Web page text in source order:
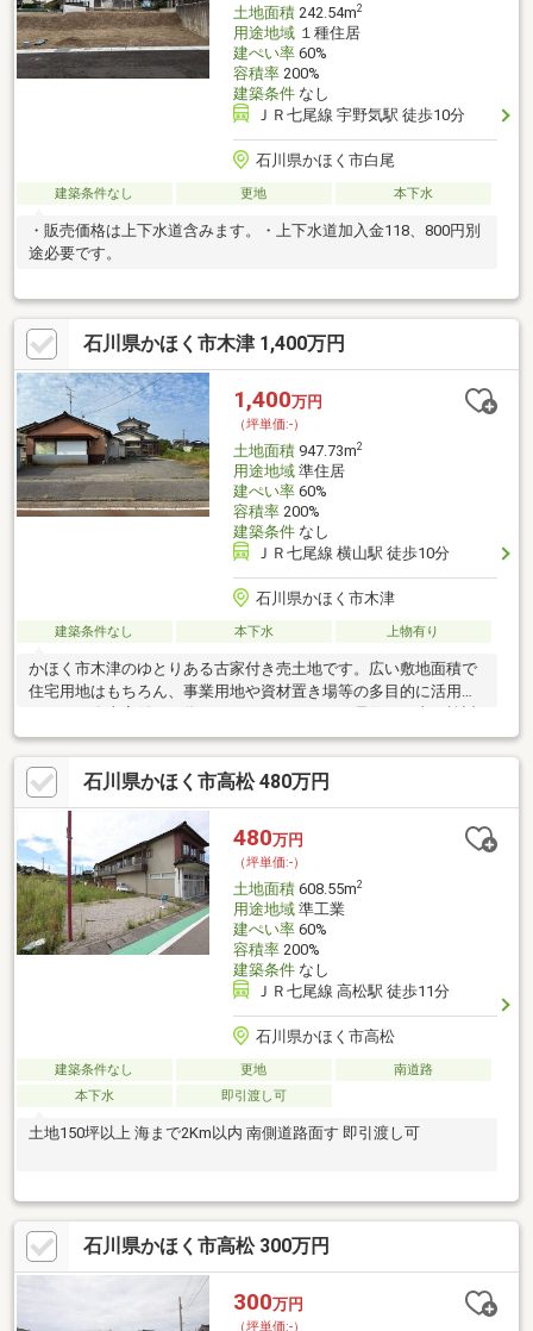
土地面積242.54m2
用途地域１種住居
建ぺい率60%
容積率200%
建築条件なし
ＪＲ七尾線 宇野気駅 徒歩10分
石川県かほく市白尾
建築条件なし 更地 本下水
・販売価格は上下水道含みます。・上下水道加入金118、800円別
途必要です。
石川県かほく市木津 1,400万円
1,400万円
（坪単価:-）
土地面積947.73m2
用途地域準住居
建ぺい率60%
容積率200%
建築条件なし
ＪＲ七尾線 横山駅 徒歩10分
石川県かほく市木津
建築条件なし 本下水 上物有り
かほく市木津のゆとりある古家付き売土地です。広い敷地面積で
住宅用地はもちろん、事業用地や資材置き場等の多目的に活用が
の余地有り☆■物件おすすめポイント■◎２８６．６９坪の大型土
地◎建築条件なし◎駅徒歩１０分以内の立地◎周辺環境充実！■
周辺環境■◎スーパーどんたくまで徒歩約８分◎ファミリーマー
トかほく松浜店まで徒歩約１０分◎ゲンキー松浜店まで徒歩約１
１分◎かほく市立七塚小学校まで徒歩約１５分■その他◎現状有
姿売買◎契約不適合免責◎境界明示免責お気軽にお問合せ下さい
（＾＾）／
石川県かほく市高松 480万円
480万円
（坪単価:-）
土地面積608.55m2
用途地域準工業
建ぺい率60%
容積率200%
建築条件なし
ＪＲ七尾線 高松駅 徒歩11分
石川県かほく市高松
建築条件なし 更地
南道路
本下水
即引渡し可
土地150坪以上 海まで2Km以内 南側道路面す 即引渡し可
石川県かほく市高松 300万円
300万円
（坪単価:-）